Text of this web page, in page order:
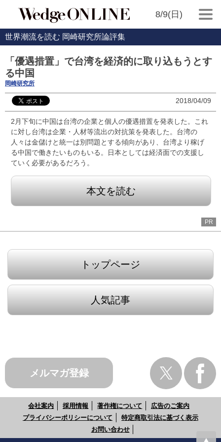
8/9(日)
世界潮流を読む 岡崎研究所論評集
「優遇措置」で台湾を経済的に取り込もうとす
る中国
岡崎研究所
2018/04/09
2月下旬に中国は台湾の企業と個人の優遇措置を発表した。これ
に対し台湾は企業・人材等流出の対抗策を発表した。台湾の
人々は金儲けと統一は別問題とする傾向があり、台湾より稼げ
る中国で働きたいものもいる。日本としては経済面での支援し
ていく必要があるだろう。
本文を読む
PR
トップページ
人気記事
メルマガ登録
会社案内 採用情報 著作権について
広告のご案内
プライバシーポリシーについて
特定商取引法に基づく表示
お問い合わせ